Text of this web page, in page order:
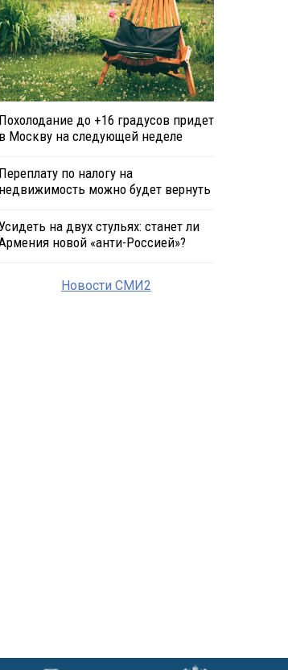
Похолодание до +16 градусов придет
в Москву на следующей неделе
Переплату по налогу на
недвижимость можно будет вернуть
на двух стульях: станет ли
новой «анти-Россией»?
Новости СМИ2